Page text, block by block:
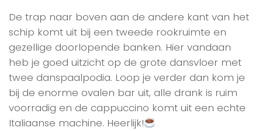
De trap naar boven aan de andere kant van het
schip komt uit bij een tweede rookruimte en
gezellige doorlopende banken. Hier vandaan
heb je goed uitzicht op de grote dansvloer met
twee danspaalpodia. Loop je verder dan kom je
bij de enorme ovalen bar uit, alle drank is ruim
voorradig en de cappuccino komt uit een echte
Italiaanse machine. Heerlijk!